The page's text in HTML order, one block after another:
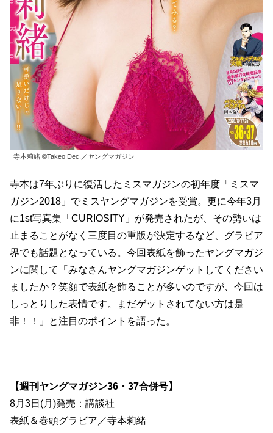
寺本莉緒 ©Takeo Dec.／ヤングマガジン
寺本は7年ぶりに復活したミスマガジンの初年度「ミスマ
ガジン2018」でミスヤングマガジンを受賞。更に今年3月
に1st写真集「CURIOSITY」が発売されたが、その勢いは
止まることがなく三度目の重版が決定するなど、グラビア
界でも話題となっている。今回表紙を飾ったヤングマガジ
ンに関して「みなさんヤングマガジンゲットしてください
ましたか？笑顔で表紙を飾ることが多いのですが、今回は
しっとりした表情です。まだゲットされてない方は是
非！！」と注目のポイントを語った。
【週刊ヤングマガジン36・37合併号】
8月3日(月)発売：講談社
表紙＆巻頭グラビア／寺本莉緒